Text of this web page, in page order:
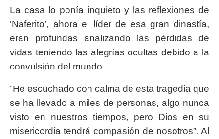
La casa lo ponía inquieto y las reflexiones de
‘Naferito’, ahora el líder de esa gran dinastía,
eran profundas analizando las pérdidas de
vidas teniendo las alegrías ocultas debido a la
convulsión del mundo.
“He escuchado con calma de esta tragedia que
se ha llevado a miles de personas, algo nunca
visto en nuestros tiempos, pero Dios en su
misericordia tendrá compasión de nosotros”. Al